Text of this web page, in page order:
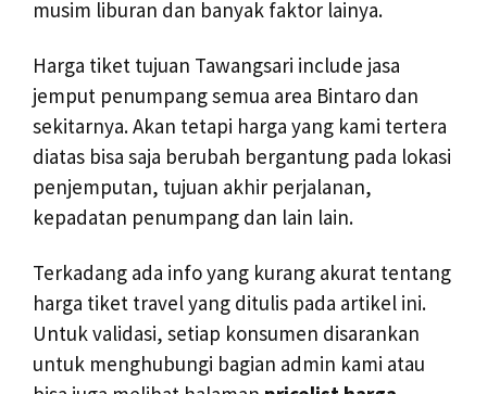
musim liburan dan banyak faktor lainya.
Harga tiket tujuan Tawangsari include jasa
jemput penumpang semua area Bintaro dan
sekitarnya. Akan tetapi harga yang kami tertera
diatas bisa saja berubah bergantung pada lokasi
penjemputan, tujuan akhir perjalanan,
kepadatan penumpang dan lain lain.
Terkadang ada info yang kurang akurat tentang
harga tiket travel yang ditulis pada artikel ini.
Untuk validasi, setiap konsumen disarankan
untuk menghubungi bagian admin kami atau